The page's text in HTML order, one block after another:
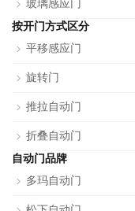
玻璃感应门
按开门方式区分
平移感应门
旋转门
推拉自动门
折叠自动门
自动门品牌
多玛自动门